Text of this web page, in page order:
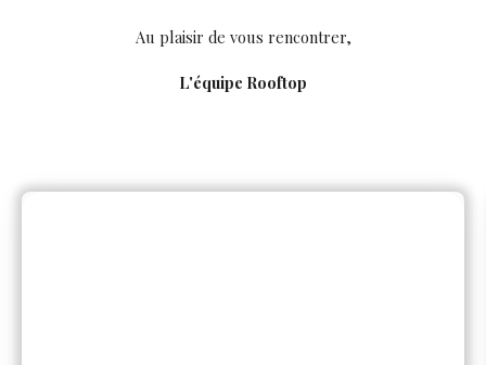
Au plaisir de vous rencontrer,
L'équipe Rooftop